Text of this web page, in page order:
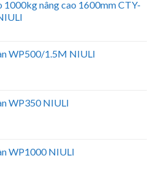
1000kg nâng cao 1600mm CTY-
WP500/1.5M NIULI
WP350 NIULI
WP1000 NIULI